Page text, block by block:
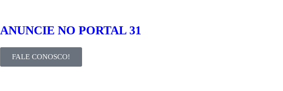
ANUNCIE NO PORTAL 31
FALE CONOSCO!